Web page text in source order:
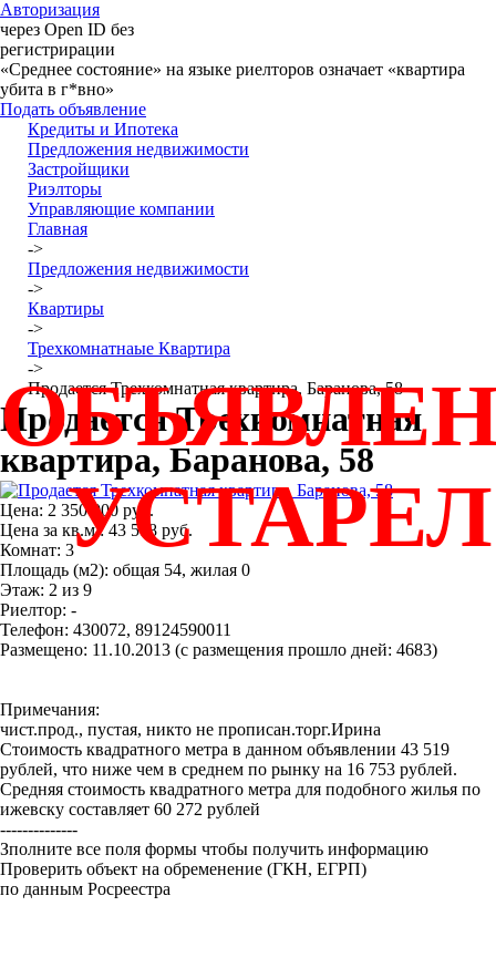
Авторизация
через Open ID без
регистрирации
«Среднее состояние» на языке риелторов означает «квартира
убита в г*вно»
Подать объявление
Кредиты и Ипотека
Предложения недвижимости
Застройщики
Риэлторы
Управляющие компании
Главная
->
Предложения недвижимости
->
Квартиры
->
Трехкомнатнаые Квартира
->
Продается Трехкомнатная квартира, Баранова, 58
Продается Трехкомнатная
квартира, Баранова, 58
Цена: 2 350 000 руб.
Цена за кв.м.: 43 518 руб.
Комнат: 3
Площадь (м2): общая 54, жилая 0
Этаж: 2 из 9
Риелтор: -
Телефон: 430072, 89124590011
Размещено: 11.10.2013 (с размещения прошло дней: 4683)
Примечания:
чист.прод., пустая, никто не прописан.торг.Ирина
Стоимость квадратного метра в данном объявлении 43 519
рублей, что ниже чем в среднем по рынку на 16 753 рублей.
Средняя стоимость квадратного метра для подобного жилья по
ижевску составляет 60 272 рублей
--------------
Зполните все поля формы чтобы получить информацию
Проверить объект на обременение (ГКН, ЕГРП)
по данным Росреестра